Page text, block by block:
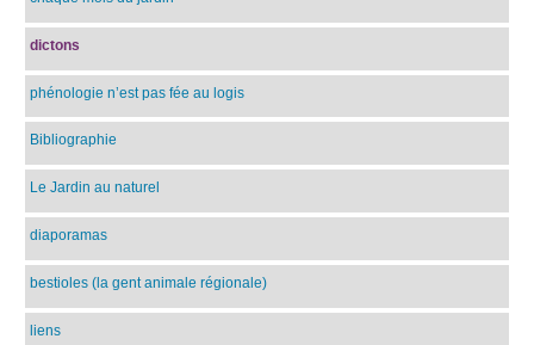
dictons
phénologie n’est pas fée au logis
Bibliographie
Le Jardin au naturel
diaporamas
bestioles (la gent animale régionale)
liens